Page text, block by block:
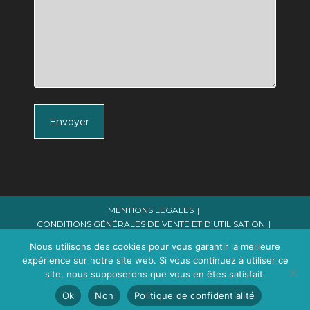
Envoyer
MENTIONS LEGALES
CONDITIONS GÉNÉRALES DE VENTE ET D’UTILISATION
© COPYRIGHT 2014-2025 - MARJORIE LE BON - TOUS
DROITS RÉSERVÉS // SIRET : 827 550 047 00050
Nous utilisons des cookies pour vous garantir la meilleure
expérience sur notre site web. Si vous continuez à utiliser ce
site, nous supposerons que vous en êtes satisfait.
Ok
Non Politique de confidentialité